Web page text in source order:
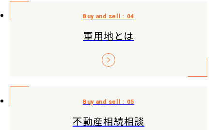
軍用地とは
不動産相続相談